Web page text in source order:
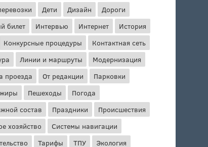
Дети Дизайн
Дороги
билет
Интервью Интернет
История
Конкурсные процедуры
Контактная сеть
Линии и маршруты
Модернизация
проезда
От редакции
Парковки
Пешеходы
Погода
состав
Праздники
Происшествия
хозяйство
Системы навигации
Тарифы ТПУ Экология